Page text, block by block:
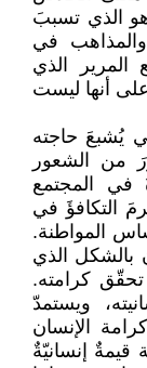
الذي تسببَ
في
المرير الذي
أنها ليست
يُشبعَ حاجته
من الشعور
في المجتمع
التكافؤَ في
المواطنة.
بالشكل الذي
تحقّق كرامته.
ويستمدّ
الإنسان
قيمةٌ إنسانيّةٌ